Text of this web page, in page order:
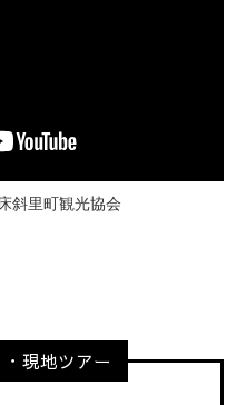
斜里町観光協会
現地ツアー